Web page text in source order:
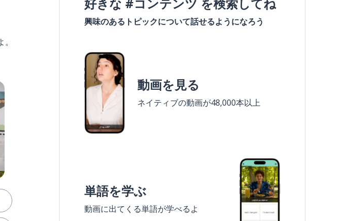
興味のあるトピックについて話せるようになろう
動画を見る
ネイティブの動画が48,000本以上
単語を学ぶ
動画に出てくる単語が学べるよ